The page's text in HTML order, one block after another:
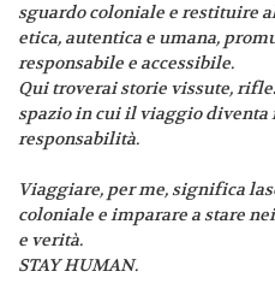
sguardo coloniale e restituire
etica, autentica e umana,
responsabile e accessibile.
Qui troverai storie vissute,
spazio in cui il viaggio diventa
responsabilità.
Viaggiare, per me, significa
coloniale e imparare a stare
e verità.
STAY HUMAN.